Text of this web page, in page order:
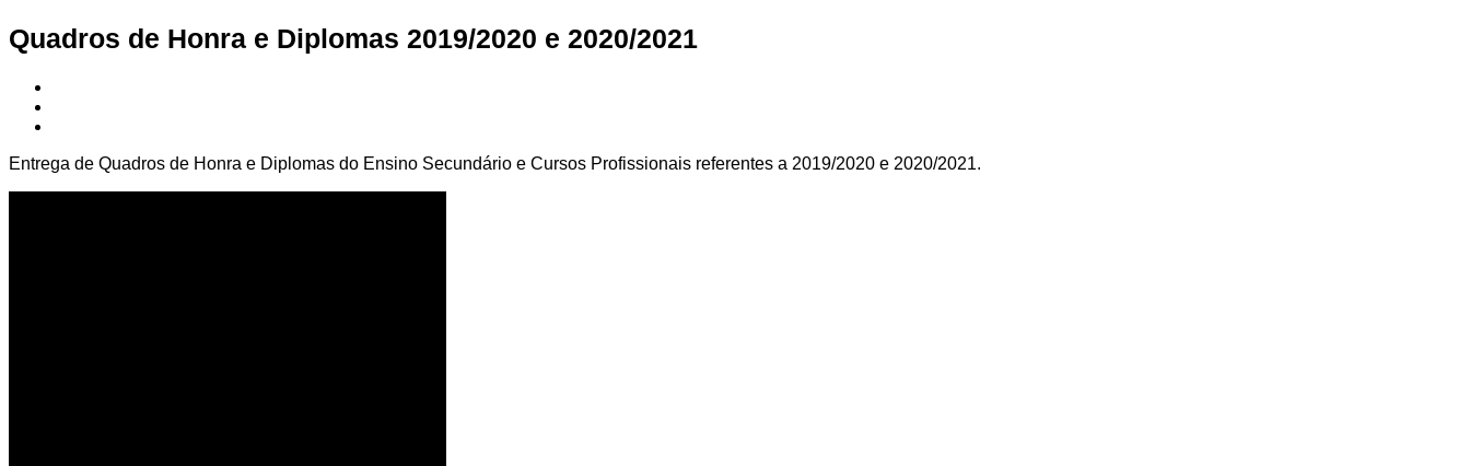
Quadros de Honra e Diplomas 2019/2020 e 2020/2021
Entrega de Quadros de Honra e Diplomas do Ensino Secundário e Cursos Profissionais referentes a 2019/2020 e 2020/2021.